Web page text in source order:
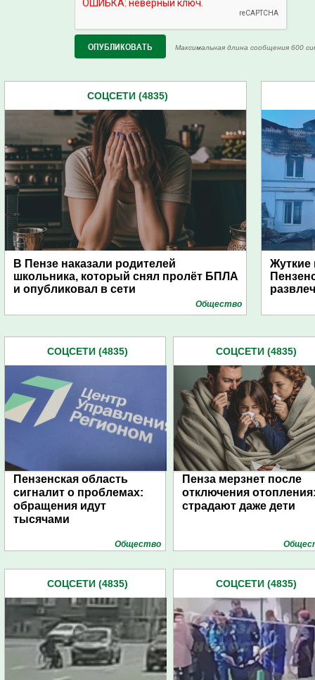
Максимальная длина сообщения 600
СОЦСЕТИ (4835)
В Пензе наказали родителей
школьника, который снял пролёт БПЛА
и опубликовал в сети
Общество
Жуткие
СОЦСЕТИ (4835)
Пензенская область
сигналит о проблемах:
обращения идут
тысячами
Общество
СОЦСЕТИ (4835)
Пенза мерзнет после
отключения
страдают даже дети
СОЦСЕТИ (4835) СОЦСЕТИ (4835)